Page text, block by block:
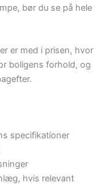
bør du se på hele
er med i prisen, hvor
boligens forhold, og
specifikationer
hvis relevant